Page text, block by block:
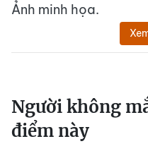
Ảnh minh họa.
Người không
điểm này